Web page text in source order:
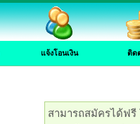
แจ้งโอนเงิน ติด
สามารถสมัครได้ฟรี